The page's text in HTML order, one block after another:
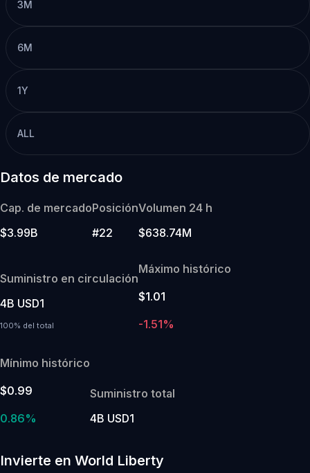
3M
6M
1Y
ALL
Datos de mercado
Cap. de mercado
$3.99B
Posición
#22
Volumen 24 h
$638.74M
Suministro en circulación
4B USD1
100% del total
Máximo histórico
$1.01
-1.51%
Mínimo histórico
$0.99
0.86%
Suministro total
4B USD1
Invierte en World Liberty